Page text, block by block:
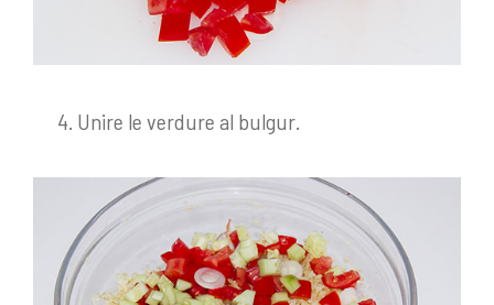
Unire le verdure al bulgur.